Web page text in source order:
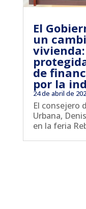
El
un
de
por la
24 de abril de
El consejero
Urbana,
en la feria